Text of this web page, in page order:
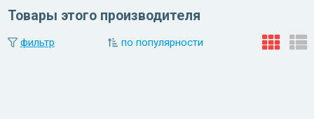
Товары этого производителя
фильтр по популярности